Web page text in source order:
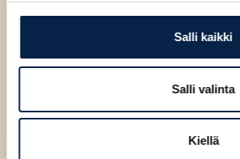
Salli kaikki
Salli valinta
Kiellä
ARTICLE
Kuinka ansaita organisaation